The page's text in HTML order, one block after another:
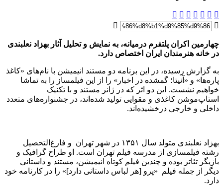
چهارمین اکران پلتفرم درمیانه، به نمایش و تحلیل آثار بهزاد نعلبندی
در خانه هنرمندان ایران اختصاص دارد.
به گزارش رسیده، در این برنامه دو مستند انیمیشن با نام‌های «کاغذ
پاره‌ها» و «آنیتا؛ گمشده در اخبار» را از این فیلمساز را به‌ تماشا
خواهیم نشست‌. این دو اثر که در ژانر مستند و با تکنیک
استاپ‌موشن کاغذی و مقوایی تولید شده‌اند، در جشنواره‌های متعدد
داخلی و خارجی درخشیده‌اند.
بهزاد نعلبندی متولد سال ۱۳۵۱ در شهر تهران و فارغ‌التحصیل
رشته فیلمسازی از مدرسه فیلم تهران است. او طراح گرافیک و
بازیگر تئاتر بوده و چندین فیلم کوتاه انیمیشن، مستند و داستانی
دیگر از جمله فیلم «پرو [هر لباس داستانی دارد]» را در کارنامه خود
دارد.